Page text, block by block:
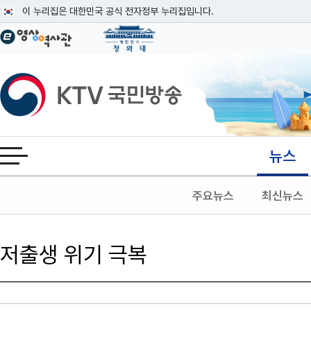
이 누리집은 대한민국 공식 전자정부 누리집입니다.
공식 누리집 주소 확인하기
이밖에 or.kr 또는 .kr등 다른 도메인 주소를 사용하고 있다면 아래 URL에서
운영중인 공식 누리집보기
KTV국민방송
전체메뉴 열기 뉴스
주요뉴스 최신뉴스
본문
저출생 위기 극복
검색 조건
검색어 입력
검색